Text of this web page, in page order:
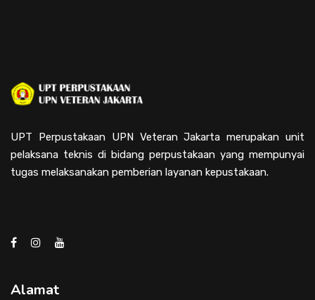
UPT Perpustakaan UPN Veteran Jakarta merupakan unit
pelaksana teknis di bidang perpustakaan yang mempunyai
tugas melaksanakan pemberian layanan kepustakaan.
Alamat